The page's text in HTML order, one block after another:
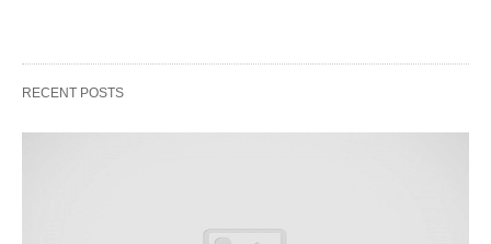
RECENT POSTS